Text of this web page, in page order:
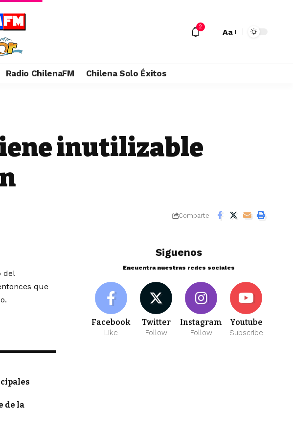
2
Aa
Radio ChilenaFM Chilena Solo Éxitos
inutilizable
Comparte
del
que
de la
Siguenos
Encuentra nuestras redes sociales
Facebook
Like
Twitter
Follow
Instagram
Follow
Youtube
Subscribe